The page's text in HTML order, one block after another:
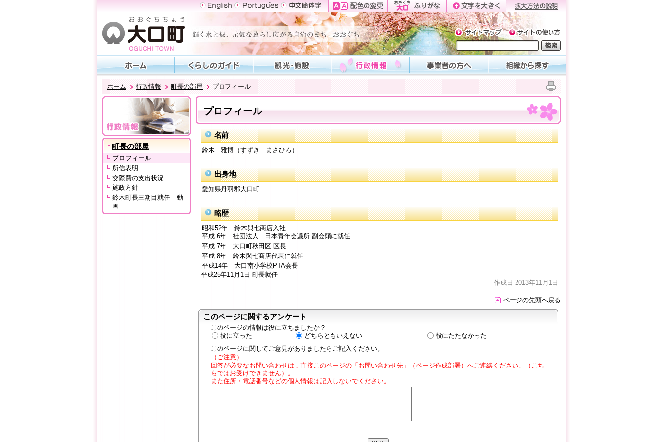
ホーム 行政情報 町長の部屋 プロフィール
町長の部屋
プロフィール
所信表明
交際費の支出状況
施政方針
鈴木町長三期目就任 動
画
プロフィール
名前
鈴木 雅博（すずき まさひろ）
出身地
愛知県丹羽郡大口町
略歴
昭和52年 鈴木與七商店入社
平成 6年 社団法人 日本青年会議所 副会頭に就任
平成 7年 大口町秋田区 区長
平成 8年 鈴木與七商店代表に就任
平成14年 大口南小学校PTA会長
平成25年11月1日 町長就任
作成日 2013年11月1日
ページの先頭へ戻る
このページに関するアンケート
このページの情報は役に立ちましたか？
役に立った
どちらともいえない
役にたたなかった
このページに関してご意見がありましたらご記入ください。
（ご注意）
回答が必要なお問い合わせは，直接このページの「お問い合わせ先」（ページ作成部署）へご連絡ください。（こち
らではお受けできません）。
また住所・電話番号などの個人情報は記入しないでください。